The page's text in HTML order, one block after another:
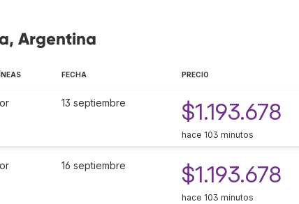
Argentina
FECHA PRECIO
13 septiembre $1.193.678
hace 103 minutos
16 septiembre $1.193.678
hace 103 minutos